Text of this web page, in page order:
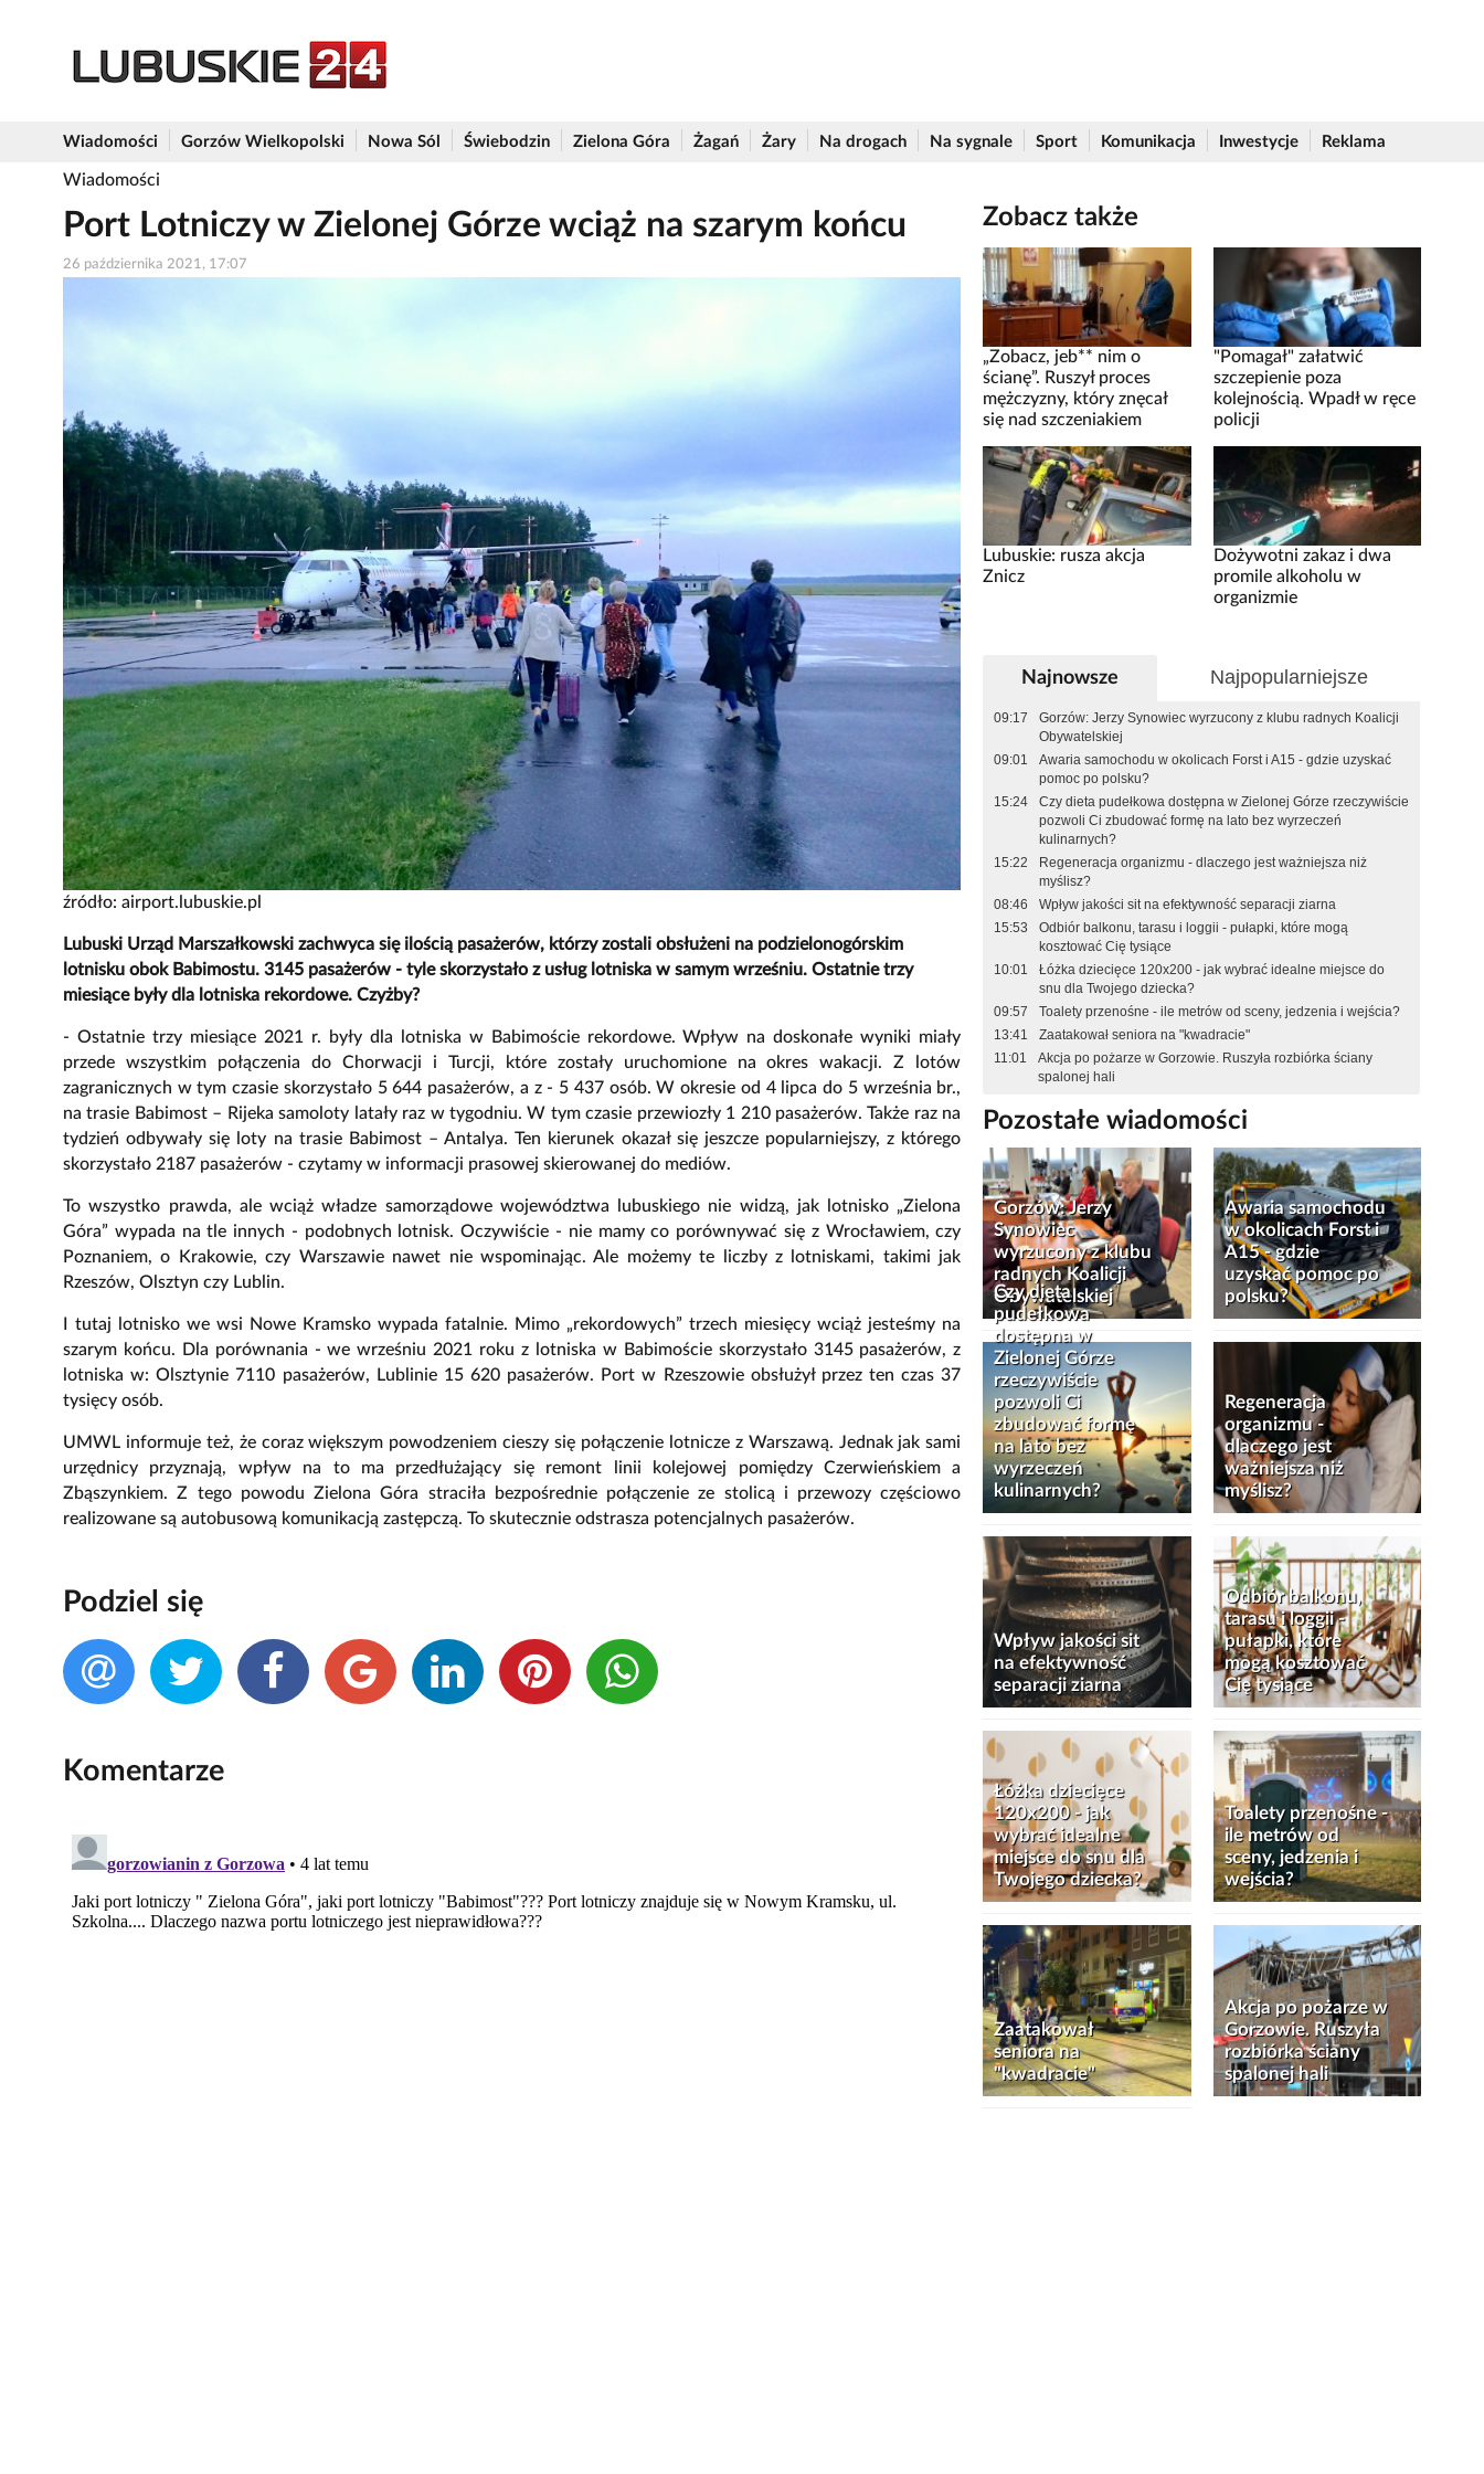
Wiadomości Gorzów Wielkopolski Nowa Sól Świebodzin Zielona Góra Żagań Żary Na drogach Na sygnale Sport Komunikacja Inwestycje Reklama
Wiadomości
Port Lotniczy w Zielonej Górze wciąż na szarym końcu
26 października 2021, 17:07
źródło: airport.lubuskie.pl
Lubuski Urząd Marszałkowski zachwyca się ilością pasażerów, którzy zostali obsłużeni na podzielonogórskim
lotnisku obok Babimostu. 3145 pasażerów - tyle skorzystało z usług lotniska w samym wrześniu. Ostatnie trzy
miesiące były dla lotniska rekordowe. Czyżby?
- Ostatnie trzy miesiące 2021 r. były dla lotniska w Babimoście rekordowe. Wpływ na doskonałe wyniki miały
przede wszystkim połączenia do Chorwacji i Turcji, które zostały uruchomione na okres wakacji. Z lotów
zagranicznych w tym czasie skorzystało 5 644 pasażerów, a z - 5 437 osób. W okresie od 4 lipca do 5 września br.,
na trasie Babimost – Rijeka samoloty latały raz w tygodniu. W tym czasie przewiozły 1 210 pasażerów. Także raz na
tydzień odbywały się loty na trasie Babimost – Antalya. Ten kierunek okazał się jeszcze popularniejszy, z którego
skorzystało 2187 pasażerów - czytamy w informacji prasowej skierowanej do mediów.
To wszystko prawda, ale wciąż władze samorządowe województwa lubuskiego nie widzą, jak lotnisko „Zielona
Góra” wypada na tle innych - podobnych lotnisk. Oczywiście - nie mamy co porównywać się z Wrocławiem, czy
Poznaniem, o Krakowie, czy Warszawie nawet nie wspominając. Ale możemy te liczby z lotniskami, takimi jak
Rzeszów, Olsztyn czy Lublin.
I tutaj lotnisko we wsi Nowe Kramsko wypada fatalnie. Mimo „rekordowych” trzech miesięcy wciąż jesteśmy na
szarym końcu. Dla porównania - we wrześniu 2021 roku z lotniska w Babimoście skorzystało 3145 pasażerów, z
lotniska w: Olsztynie 7110 pasażerów, Lublinie 15 620 pasażerów. Port w Rzeszowie obsłużył przez ten czas 37
tysięcy osób.
UMWL informuje też, że coraz większym powodzeniem cieszy się połączenie lotnicze z Warszawą. Jednak jak sami
urzędnicy przyznają, wpływ na to ma przedłużający się remont linii kolejowej pomiędzy Czerwieńskiem a
Zbąszynkiem. Z tego powodu Zielona Góra straciła bezpośrednie połączenie ze stolicą i przewozy częściowo
realizowane są autobusową komunikacją zastępczą. To skutecznie odstrasza potencjalnych pasażerów.
Podziel się
Komentarze
Zobacz także
„Zobacz, jeb** nim o
ścianę”. Ruszył proces
mężczyzny, który znęcał
się nad szczeniakiem
"Pomagał" załatwić
szczepienie poza
kolejnością. Wpadł w ręce
policji
Lubuskie: rusza akcja
Znicz
Dożywotni zakaz i dwa
promile alkoholu w
organizmie
Najnowsze Najpopularniejsze
09:17
Gorzów: Jerzy Synowiec wyrzucony z klubu radnych Koalicji
Obywatelskiej
09:01
Awaria samochodu w okolicach Forst i A15 - gdzie uzyskać
pomoc po polsku?
15:24
Czy dieta pudełkowa dostępna w Zielonej Górze rzeczywiście
pozwoli Ci zbudować formę na lato bez wyrzeczeń
kulinarnych?
15:22
Regeneracja organizmu - dlaczego jest ważniejsza niż
myślisz?
08:46
Wpływ jakości sit na efektywność separacji ziarna
15:53
Odbiór balkonu, tarasu i loggii - pułapki, które mogą
kosztować Cię tysiące
10:01
Łóżka dziecięce 120x200 - jak wybrać idealne miejsce do
snu dla Twojego dziecka?
09:57
Toalety przenośne - ile metrów od sceny, jedzenia i wejścia?
13:41
Zaatakował seniora na "kwadracie"
11:01
Akcja po pożarze w Gorzowie. Ruszyła rozbiórka ściany
spalonej hali
Pozostałe wiadomości
Gorzów: Jerzy
Synowiec
wyrzucony z klubu
radnych Koalicji
Obywatelskiej
Awaria samochodu
w okolicach Forst i
A15 - gdzie
uzyskać pomoc po
polsku?
Czy dieta
pudełkowa
dostępna w
Zielonej Górze
rzeczywiście
pozwoli Ci
zbudować formę
na lato bez
wyrzeczeń
kulinarnych?
Regeneracja
organizmu -
dlaczego jest
ważniejsza niż
myślisz?
Wpływ jakości sit
na efektywność
separacji ziarna
Odbiór balkonu,
tarasu i loggii -
pułapki, które
mogą kosztować
Cię tysiące
Łóżka dziecięce
120x200 - jak
wybrać idealne
miejsce do snu dla
Twojego dziecka?
Toalety przenośne -
ile metrów od
sceny, jedzenia i
wejścia?
Zaatakował
seniora na
"kwadracie"
Akcja po pożarze w
Gorzowie. Ruszyła
rozbiórka ściany
spalonej hali